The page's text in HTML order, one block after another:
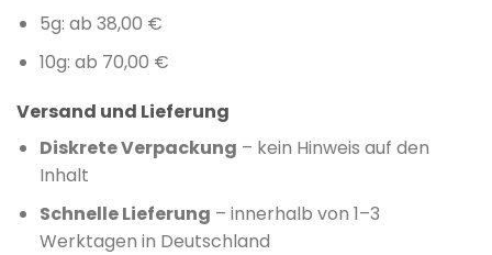
5g: ab 38,00 €
10g: ab 70,00 €
Versand und Lieferung
Diskrete Verpackung – kein Hinweis auf den
Inhalt
Schnelle Lieferung – innerhalb von 1–3
Werktagen in Deutschland